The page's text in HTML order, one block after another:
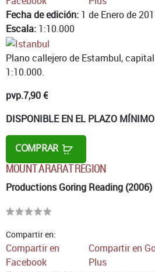
Fecha de edición: 1 de Enero de
Escala: 1:10.000
Plano callejero de Estambul,
1:10.000.
pvp.7,90 €
DISPONIBLE EN EL PLAZO
COMPRAR
MOUNT ARARAT REGION
Productions Goring Reading (2006)
Compartir en:
Compartir en
Facebook
Compartir en
Plus